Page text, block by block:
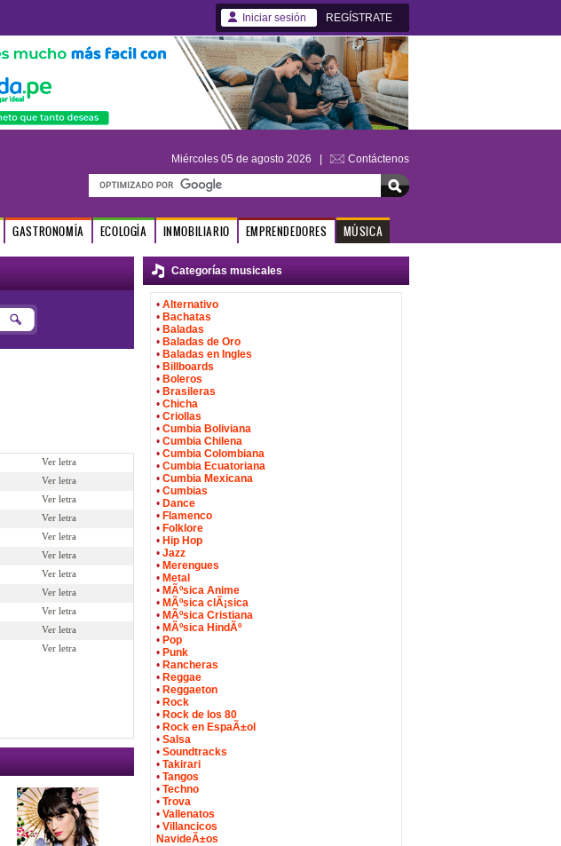
Iniciar sesión REGÍSTRATE
Miércoles 05 de agosto 2026 | Contáctenos
GASTRONOMÍA ECOLOGÍA INMOBILIARIO EMPRENDEDORES MÚSICA
Ver letra
Ver letra
Ver letra
Ver letra
Ver letra
Ver letra
Ver letra
Ver letra
Ver letra
Ver letra
Ver letra
Categorías musicales
• Alternativo
• Bachatas
• Baladas
• Baladas de Oro
• Baladas en Ingles
• Billboards
• Boleros
• Brasileras
• Chicha
• Criollas
• Cumbia Boliviana
• Cumbia Chilena
• Cumbia Colombiana
• Cumbia Ecuatoriana
• Cumbia Mexicana
• Cumbias
• Dance
• Flamenco
• Folklore
• Hip Hop
• Jazz
• Merengues
• Metal
• MÃºsica Anime
• MÃºsica clÃ¡sica
• MÃºsica Cristiana
• MÃºsica HindÃº
• Pop
• Punk
• Rancheras
• Reggae
• Reggaeton
• Rock
• Rock de los 80
• Rock en EspaÃ±ol
• Salsa
• Soundtracks
• Takirari
• Tangos
• Techno
• Trova
• Vallenatos
• Villancicos
NavideÃ±os